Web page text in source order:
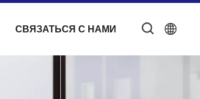
СВЯЗАТЬСЯ С НАМИ